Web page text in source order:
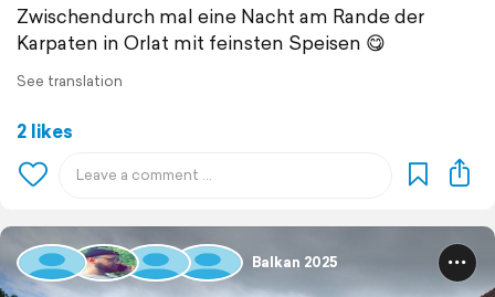
Zwischendurch mal eine Nacht am Rande der
Karpaten in Orlat mit feinsten Speisen 😋
See translation
2 likes
Balkan 2025